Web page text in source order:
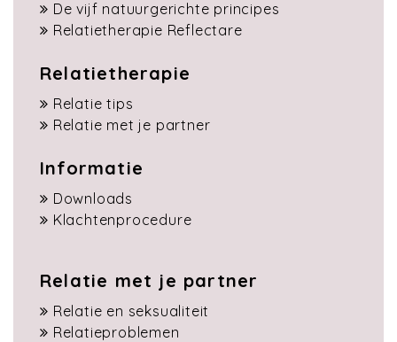
De vijf natuurgerichte principes
Relatietherapie Reflectare
Relatietherapie
Relatie tips
Relatie met je partner
Informatie
Downloads
Klachtenprocedure
Relatie met je partner
Relatie en seksualiteit
Relatieproblemen